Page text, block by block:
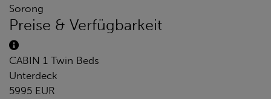
Sorong
Preise & Verfügbarkeit
CABIN 1 Twin Beds
Unterdeck
5995 EUR